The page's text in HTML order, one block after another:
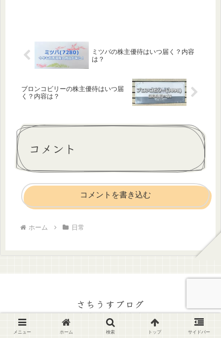
ミツバの株主優待はいつ届く？内容
は？
ブロンコビリーの株主優待はいつ届
く？内容は？
コメント
コメントを書き込む
ホーム 日常
さちうすブログ
ポイ活
お得
メニュー ホーム 検索 トップ サイドバー